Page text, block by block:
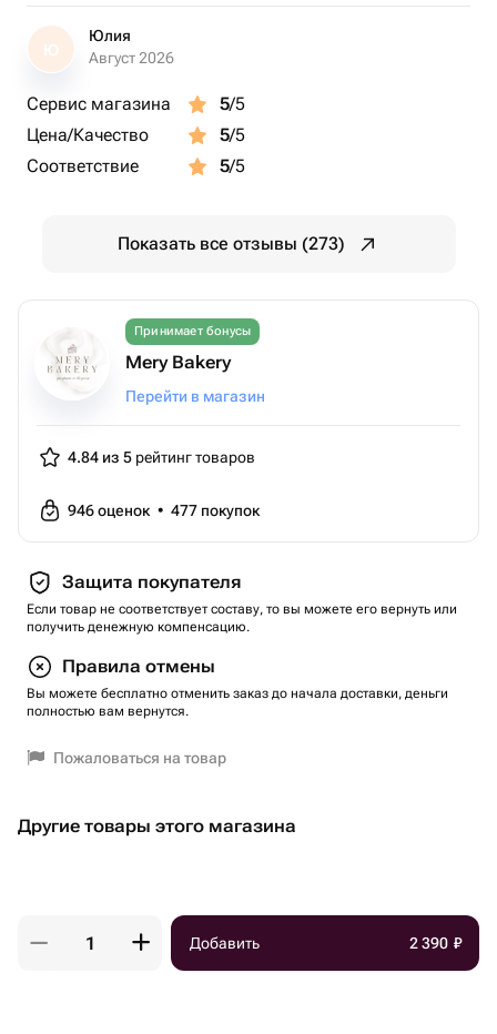
Ю
Юлия
Август 2026
Сервис магазина 5/5
Цена/Качество
5/5
Соответствие
5/5
Показать все отзывы (273)
Принимает бонусы
Mery Bakery
Перейти в магазин
4.84 из 5 рейтинг товаров
946оценок • 477 покупок
Защита покупателя
Если товар не соответствует составу, то вы можете его вернуть или
получить денежную компенсацию.
Правила отмены
Вы можете бесплатно отменить заказ до начала доставки, деньги
полностью вам вернутся.
Пожаловаться на товар
Другие товары этого магазина
Добавить 2 390 ₽